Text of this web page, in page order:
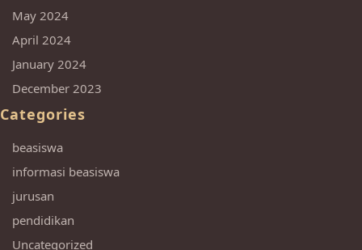
May 2024
April 2024
January 2024
December 2023
Categories
beasiswa
informasi beasiswa
jurusan
pendidikan
Uncategorized